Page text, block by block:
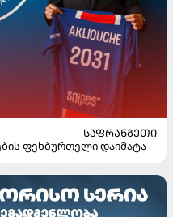
ᲡᲐᲤᲠᲐᲜᲒᲔᲗᲘ
ფეხბურთელი დაიმატა